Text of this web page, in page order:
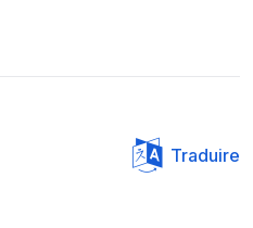
Traduire